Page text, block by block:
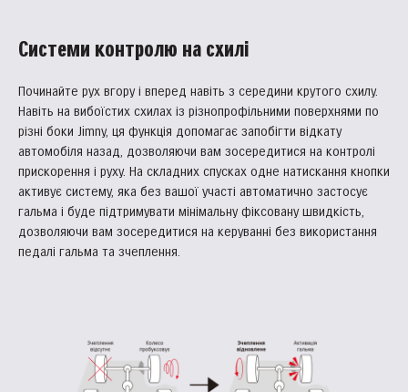
Системи контролю на схилі
Починайте рух вгору і вперед навіть з середини крутого схилу.
Навіть на вибоїстих схилах із різнопрофільними поверхнями по
різні боки Jimny, ця функція допомагає запобігти відкату
автомобіля назад, дозволяючи вам зосередитися на контролі
прискорення і руху. На складних спусках одне натискання кнопки
активує систему, яка без вашої участі автоматично застосує
гальма і буде підтримувати мінімальну фіксовану швидкість,
дозволяючи вам зосередитися на керуванні без використання
педалі гальма та зчеплення.